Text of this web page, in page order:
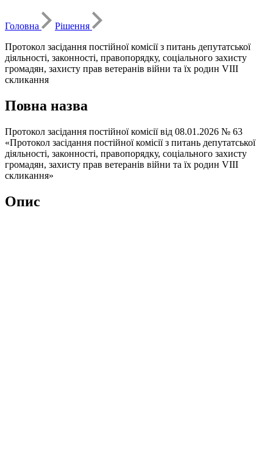
Головна
Рішення
Протокол засідання постійної комісії з питань депутатської
діяльності, законності, правопорядку, соціального захисту
громадян, захисту прав ветеранів війни та їх родин VІІІ
скликання
Повна назва
Протокол засідання постійної комісії від 08.01.2026 № 63
«Протокол засідання постійної комісії з питань депутатської
діяльності, законності, правопорядку, соціального захисту
громадян, захисту прав ветеранів війни та їх родин VІІІ
скликання»
Опис